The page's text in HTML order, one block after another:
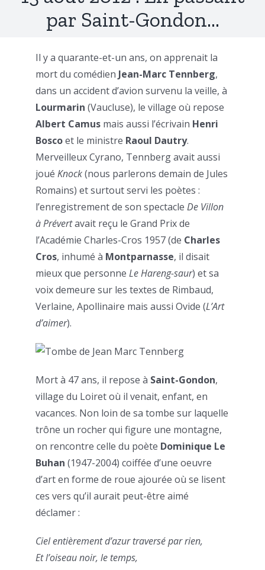
par Saint-Gondon…
Il y a quarante-et-un ans, on apprenait la
mort du comédien Jean-Marc Tennberg,
dans un accident d’avion survenu la veille, à
Lourmarin (Vaucluse), le village où repose
Albert Camus mais aussi l’écrivain Henri
Boscoet le ministre Raoul Dautry.
Merveilleux Cyrano, Tennberg avait aussi
joué Knock(nous parlerons demain de Jules
Romains) et surtout servi les poètes :
l’enregistrement de son spectacle De Villon
à Prévertavait reçu le Grand Prix de
l’Académie Charles-Cros 1957 (de Charles
Cros, inhumé à Montparnasse, il disait
mieux que personne Le Hareng-saur) et sa
voix demeure sur les textes de Rimbaud,
Verlaine, Apollinaire mais aussi Ovide (L’Art
d’aimer).
Mort à 47 ans, il repose à Saint-Gondon,
village du Loiret où il venait, enfant, en
vacances. Non loin de sa tombe sur laquelle
trône un rocher qui figure une montagne,
on rencontre celle du poète Dominique Le
Buhan (1947-2004) coiffée d’une oeuvre
d’art en forme de roue ajourée où se lisent
ces vers qu’il aurait peut-être aimé
déclamer :
Ciel entièrement d’azur traversé par rien,
Et l’oiseau noir, le temps,